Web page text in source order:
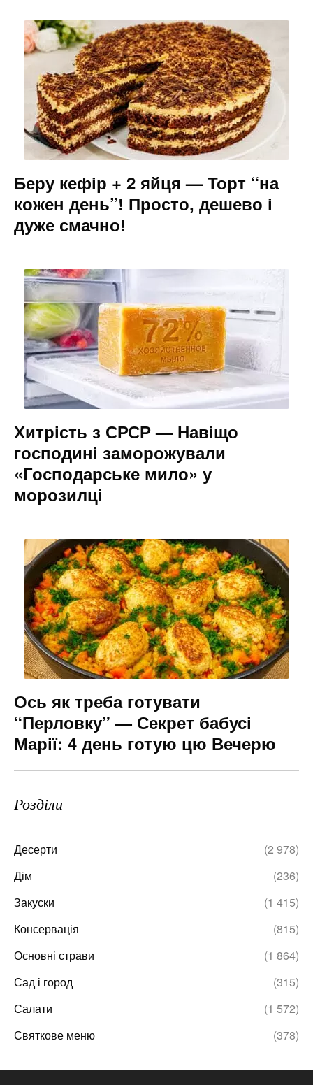
Беру кефір + 2 яйця — Торт “на
кожен день”! Просто, дешево і
дуже смачно!
Хитрість з СРСР — Навіщо
господині заморожували
«Господарське мило» у
морозилці
Ось як треба готувати
“Перловку” — Секрет бабусі
Марії: 4 день готую цю Вечерю
Розділи
Десерти
(2 978)
Дім
(236)
Закуски
(1 415)
Консервація
(815)
Основні страви
(1 864)
Сад і город
(315)
Салати
(1 572)
Святкове меню
(378)